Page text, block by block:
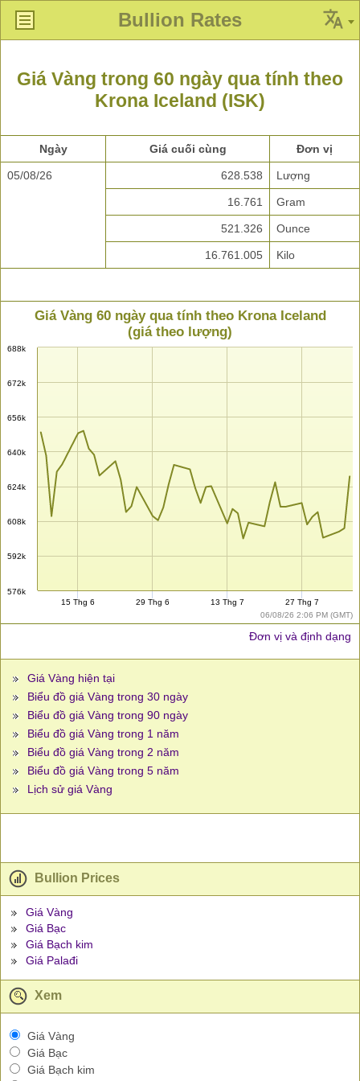
Bullion Rates
Giá Vàng trong 60 ngày qua tính theo
Krona Iceland (ISK)
Ngày Giá cuối cùng Đơn vị
05/08/26 628.538 Lượng
16.761 Gram
521.326 Ounce
16.761.005 Kilo
06/08/26 2:06 PM (GMT)
Giá Vàng 60 ngày qua tính theo Krona Iceland
(giá theo lượng)
576k
592k
608k
624k
640k
656k
672k
688k
15 Thg 6 29 Thg 6 13 Thg 7 27 Thg 7
Đơn vị và định dạng
Giá Vàng hiện tại
Biểu đồ giá Vàng trong 30 ngày
Biểu đồ giá Vàng trong 90 ngày
Biểu đồ giá Vàng trong 1 năm
Biểu đồ giá Vàng trong 2 năm
Biểu đồ giá Vàng trong 5 năm
Lịch sử giá Vàng
Bullion Prices
Giá Vàng
Giá Bạc
Giá Bạch kim
Giá Palađi
Xem
Giá Vàng
Giá Bạc
Giá Bạch kim